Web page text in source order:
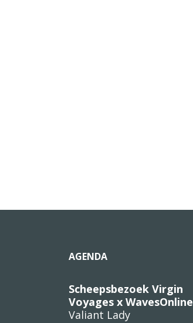
AGENDA
Scheepsbezoek Virgin
Voyages x WavesOnline
Valiant Lady